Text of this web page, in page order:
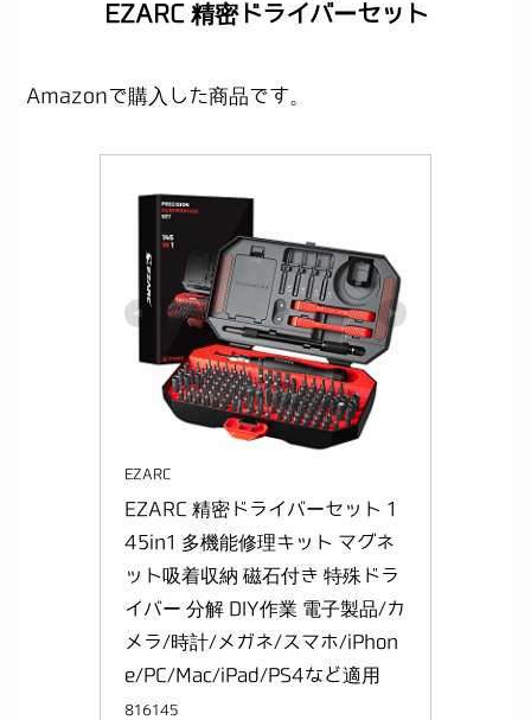
EZARC 精密ドライバーセット
Amazonで購入した商品です。
EZARC
EZARC 精密ドライバーセット 1
45in1 多機能修理キット マグネ
ット吸着収納 磁石付き 特殊ドラ
イバー 分解 DIY作業 電子製品/カ
メラ/時計/メガネ/スマホ/iPhon
e/PC/Mac/iPad/PS4など適用
816145